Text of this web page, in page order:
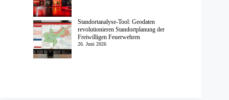
Standortanalyse-Tool: Geodaten
revolutionieren Standortplanung der
Freiwilligen Feuerwehren
26. Juni 2026